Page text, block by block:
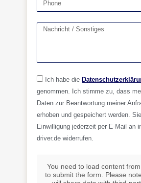
Ich habe die
genommen. Ich stimme zu, dass
Daten zur Beantwortung meiner
erhoben und gespeichert werden.
Einwilligung jederzeit per E-Mail an
driver.de widerrufen.
You need to load content from
to submit the form. Please